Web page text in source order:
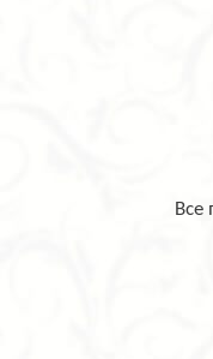
Все